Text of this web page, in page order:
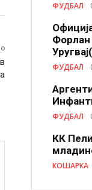
ФУДБАЛ
Форлан
ФУДБАЛ
ФУДБАЛ
КК
КОШАРКА